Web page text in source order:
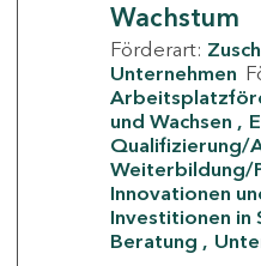
Wachstum
Förderart:
Unternehmen
und Wachsen
Qualifizierung/
Weiterbildung/
Innovationen
Investitionen in
Beratung